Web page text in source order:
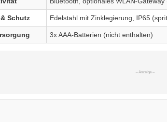
Schutz Edelstahl mit Zinklegierung, IP65
3x AAA-Batterien (nicht enthalten)